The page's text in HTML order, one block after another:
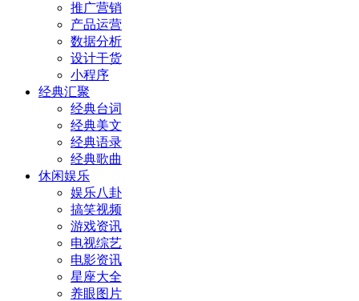
推广营销
产品运营
数据分析
设计干货
小程序
经典汇聚
经典台词
经典美文
经典语录
经典歌曲
休闲娱乐
娱乐八卦
搞笑视频
游戏资讯
电视综艺
电影资讯
星座大全
养眼图片